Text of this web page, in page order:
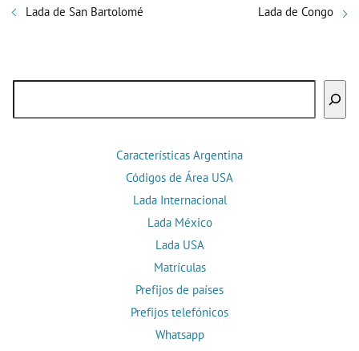
Lada de San Bartolomé Lada de Congo
Características Argentina
Códigos de Área USA
Lada Internacional
Lada México
Lada USA
Matrículas
Prefijos de países
Prefijos telefónicos
Whatsapp